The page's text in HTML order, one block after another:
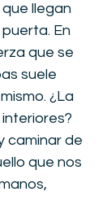
llegan
En
que se
suele
¿La
caminar de
que nos